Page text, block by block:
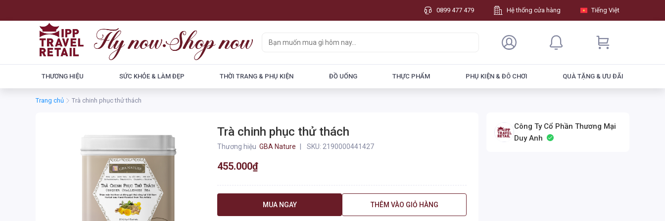
0899 477 479 Hệ thống cửa hàng Tiếng Việt
THƯƠNG HIỆU SỨC KHỎE & LÀM ĐẸP THỜI TRANG & PHỤ KIỆN ĐỒ UỐNG THỰC PHẨM PHỤ KIỆN & ĐÔ CHƠI QUÀ TẶNG & ƯU ĐÃI
Trang chủ Trà chinh phục thử thách
Trà chinh phục thử thách
Thương hiệu GBA Nature SKU: 2190000441427
455.000₫
MUA NGAY THÊM VÀO GIỎ HÀNG
Công Ty Cổ Phần Thương Mại
Duy Anh